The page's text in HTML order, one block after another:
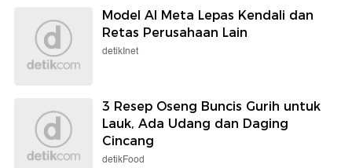
Model AI Meta Lepas Kendali dan
Retas Perusahaan Lain
detikInet
3 Resep Oseng Buncis Gurih untuk
Lauk, Ada Udang dan Daging
Cincang
detikFood